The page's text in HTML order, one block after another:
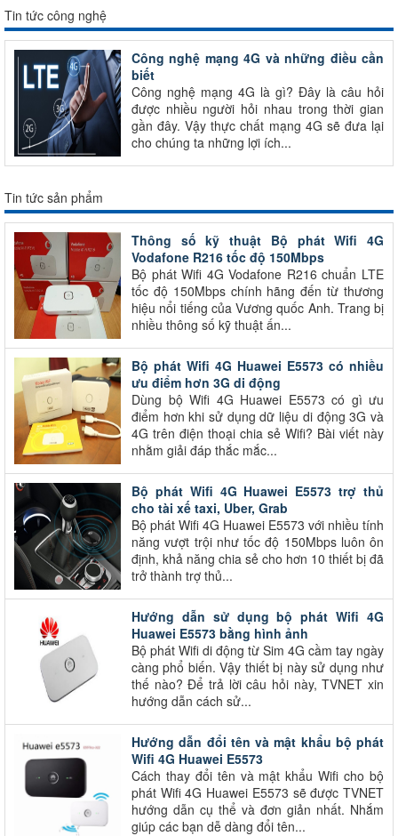
Tin tức công nghệ
Công nghệ mạng 4G và những điều cần
biết
Công nghệ mạng 4G là gì? Đây là câu hỏi
được nhiều người hỏi nhau trong thời gian
gần đây. Vậy thực chất mạng 4G sẽ đưa lại
cho chúng ta những lợi ích...
Tin tức sản phẩm
Thông số kỹ thuật Bộ phát Wifi 4G
Vodafone R216 tốc độ 150Mbps
Bộ phát Wifi 4G Vodafone R216 chuẩn LTE
tốc độ 150Mbps chính hãng đến từ thương
hiệu nổi tiếng của Vương quốc Anh. Trang bị
nhiều thông số kỹ thuật ấn...
Bộ phát Wifi 4G Huawei E5573 có nhiều
ưu điểm hơn 3G di động
Dùng bộ Wifi 4G Huawei E5573 có gì ưu
điểm hơn khi sử dụng dữ liệu di động 3G và
4G trên điện thoại chia sẻ Wifi? Bài viết này
nhằm giải đáp thắc mắc...
Bộ phát Wifi 4G Huawei E5573 trợ thủ
cho tài xế taxi, Uber, Grab
Bộ phát Wifi 4G Huawei E5573 với nhiều tính
năng vượt trội như tốc độ 150Mbps luôn ôn
định, khả năng chia sẻ cho hơn 10 thiết bị đã
trở thành trợ thủ...
Hướng dẫn sử dụng bộ phát Wifi 4G
Huawei E5573 bằng hình ảnh
Bộ phát Wifi di động từ Sim 4G cầm tay ngày
càng phổ biến. Vậy thiết bị này sử dụng như
thế nào? Để trả lời câu hỏi này, TVNET xin
hướng dẫn cách sử...
Hướng dẫn đổi tên và mật khẩu bộ phát
Wifi 4G Huawei E5573
Cách thay đổi tên và mật khẩu Wifi cho bộ
phát Wifi 4G Huawei E5573 sẽ được TVNET
hướng dẫn cụ thể và đơn giản nhất. Nhắm
giúp các bạn dễ dàng đổi tên...